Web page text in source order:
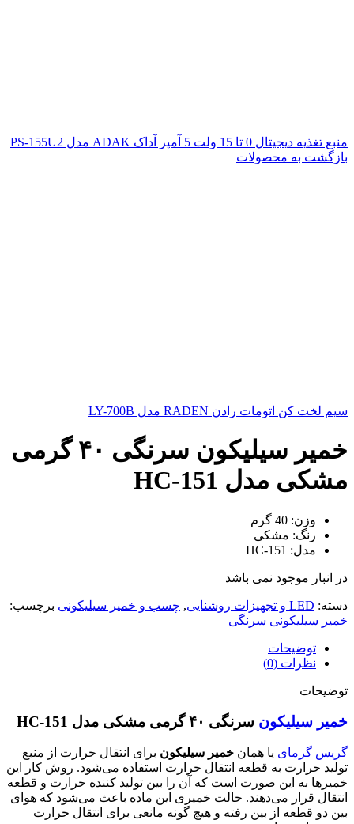
منبع تغذیه دیجیتال 0 تا 15 ولت 5 آمپر آداک ADAK مدل PS-155U2
بازگشت به محصولات
سیم لخت کن اتومات رادن RADEN مدل LY-700B
خمیر سیلیکون سرنگی ۴۰ گرمی
مشکی مدل HC-151
وزن: 40 گرم
رنگ: مشکی
مدل: HC-151
در انبار موجود نمی باشد
دسته: LED و تجهیزات روشنایی , چسب و خمیر سیلیکونی برچسب:
خمیر سیلیکونی سرنگی
توضیحات
نظرات (0)
توضیحات
خمیر سیلیکون سرنگی ۴۰ گرمی مشکی مدل HC-151
گریس گرمای یا همان خمیر سیلیکون برای انتقال حرارت از منبع
تولید حرارت به قطعه انتقال حرارت استفاده می‌شود. روش کار این
خمیر‌ها به این صورت است که آن را بین تولید کننده حرارت و قطعه
انتقال قرار می‌دهند. حالت خمیری این ماده باعث می‌شود که هوای
بین دو قطعه از بین رفته و هیچ گونه مانعی برای انتقال حرارت